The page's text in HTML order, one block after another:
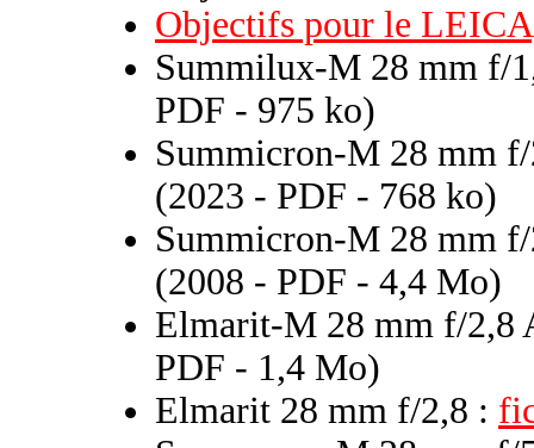
Objectifs pour le LEICA
Summilux-M 28 mm f/
PDF - 975 ko)
Summicron-M 28 mm
(2023 - PDF - 768 ko)
Summicron-M 28 mm
(2008 - PDF - 4,4 Mo)
Elmarit-M 28 mm f/2,8
PDF - 1,4 Mo)
Elmarit 28 mm f/2,8 :